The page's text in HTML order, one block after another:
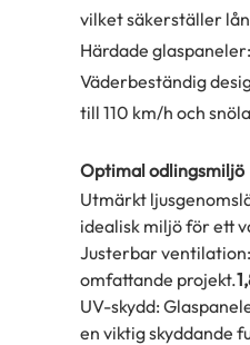
vilket säkerställer
Härdade
Väderbeständig
till 110 km/h och
Optimal odlingsmiljö
Utmärkt
idealisk miljö för ett
Justerbar
omfattande projekt.
UV-skydd:
en viktig skyddande